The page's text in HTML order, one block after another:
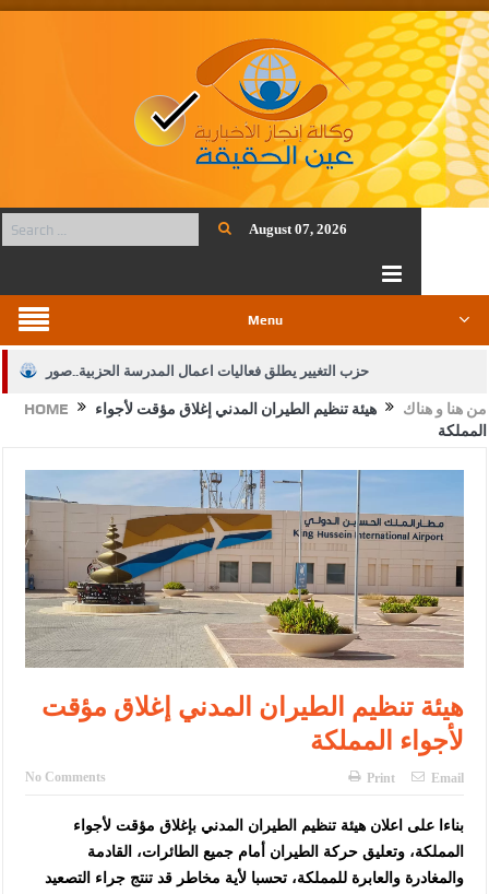
August 07, 2026
Menu
حزب التغيير يطلق فعاليات اعمال المدرسة الحزبية..صور
الجيش يفتح باب التجنيد لحملة البكالوريوس في الحقوق والقانون
الإسلامية والمسيحية
الأمن يتلف 16 مليون حبة كبتاجون و1480 كغم مواد مخدرة
النواب يقر مشروع تعديل قانون الملكية العقارية
القاضي يلتقي رؤساء تحرير الصحف اليومية ويؤكد حرص مجلس النواب
على شراكة فاعلة مع الإعلام
دعوة المكلفين بخدمة العلم (الدفعة الثالثة) إلى مراجعة منصة خدمة
الملك يلتقي مجموعة من رفاق السلاح
الملك يتلقى اتصالا هاتفيا من العاهل البحريني
القاضي محمود أحمد فريحات.. مبارك ومزيدا من التوفيق
HOME من هنا و هناك
هيئة تنظيم الطيران المدني إغلاق مؤقت لأجواء
المملكة
هيئة تنظيم الطيران المدني إغلاق مؤقت
لأجواء المملكة
No Comments Print Email
بناءا على اعلان هيئة تنظيم الطيران المدني بإغلاق مؤقت لأجواء
المملكة، وتعليق حركة الطيران أمام جميع الطائرات، القادمة
والمغادرة والعابرة للمملكة، تحسبا لأية مخاطر قد تنتج جراء التصعيد